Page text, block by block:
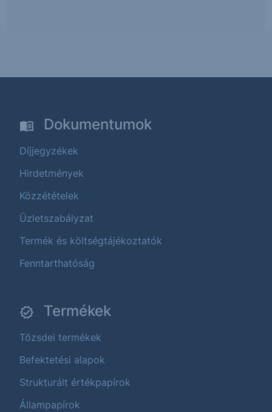
Dokumentumok
Díjjegyzékek
Hirdetmények
Közzétételek
Üzletszabályzat
Termék és költségtájékoztatók
Fenntarthatóság
Termékek
Tőzsdei termékek
Befektetési alapok
Strukturált értékpapírok
Állampapírok